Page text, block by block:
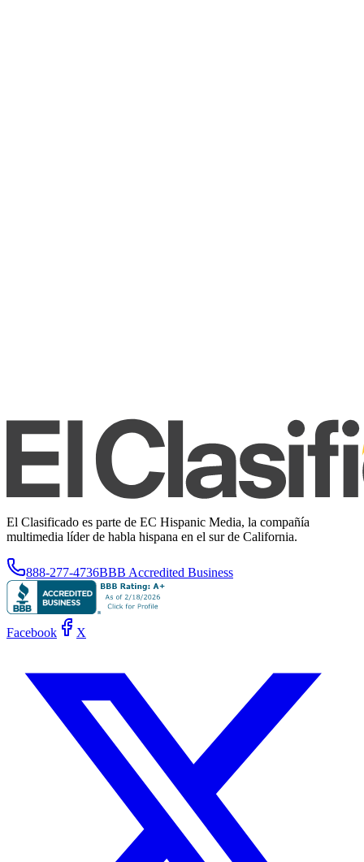
El Clasificado es parte de EC Hispanic Media, la compañía
multimedia líder de habla hispana en el sur de California.
888-277-4736BBB Accredited Business
Facebook X